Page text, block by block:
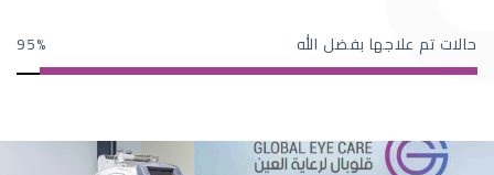
حالات تم علاجها بفضل الله 95